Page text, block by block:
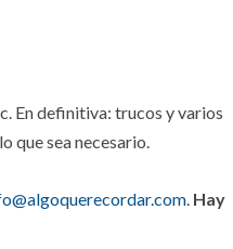
En definitiva: trucos y varios
que sea necesario.
. Hay